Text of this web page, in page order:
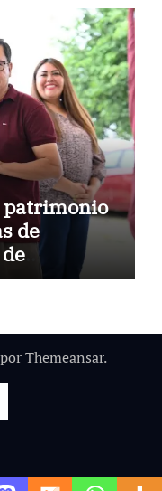
patrimonio
de
porThemeansar.